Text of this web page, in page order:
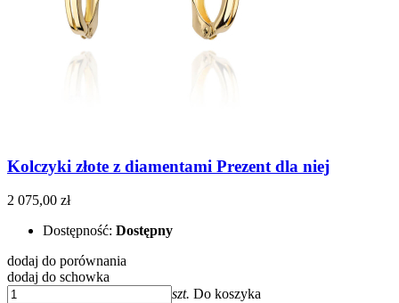
Kolczyki złote z diamentami Prezent dla niej
2 075,00 zł
Dostępność: Dostępny
dodaj do porównania
dodaj do schowka
szt. Do koszyka